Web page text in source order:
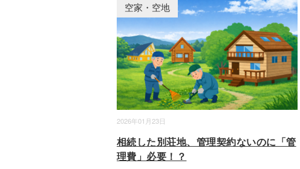
2026年01月23日
空家・空地
相続した別荘地、管理契約ないのに「管
理費」必要！？